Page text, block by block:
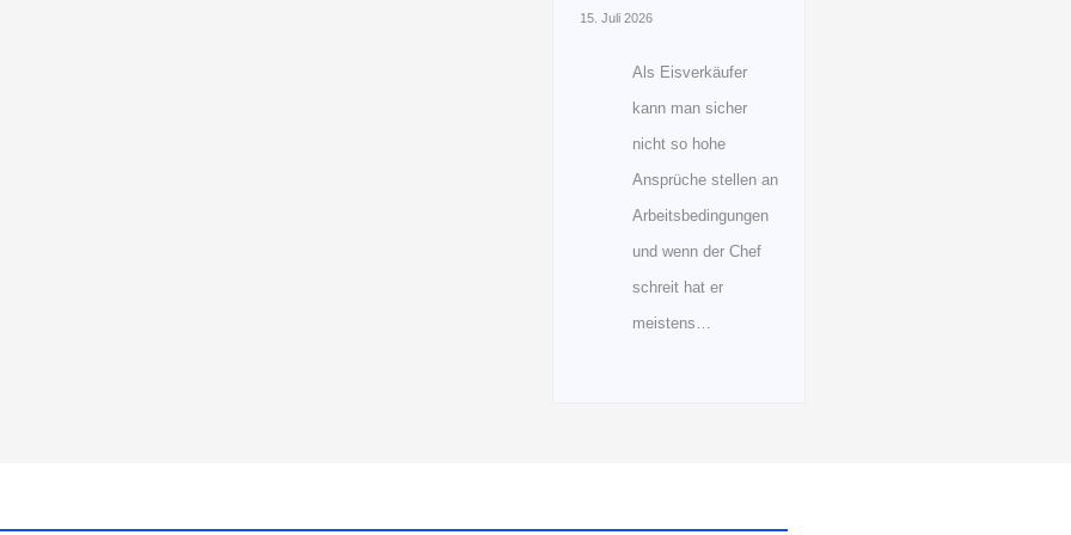
15. Juli 2026
Als Eisverkäufer
kann man sicher
nicht so hohe
Ansprüche stellen an
Arbeitsbedingungen
und wenn der Chef
schreit hat er
meistens…